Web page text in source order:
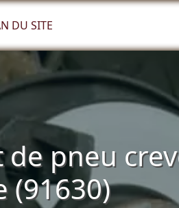
DU SITE
pneu
(91630)